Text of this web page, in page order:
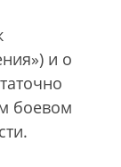
и о
боевом